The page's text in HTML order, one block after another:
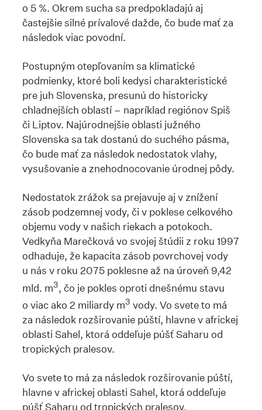
o 5 %. Okrem sucha sa predpokladajú aj
častejšie silné prívalové dažde, čo bude mať za
následok viac povodní.
Postupným otepľovaním sa klimatické
podmienky, ktoré boli kedysi charakteristické
pre juh Slovenska, presunú do historicky
chladnejších oblastí – napríklad regiónov Spiš
či Liptov. Najúrodnejšie oblasti južného
Slovenska sa tak dostanú do suchého pásma,
čo bude mať za následok nedostatok vlahy,
vysušovanie a znehodnocovanie úrodnej pôdy.
Nedostatok zrážok sa prejavuje aj v znížení
zásob podzemnej vody, či v poklese celkového
objemu vody v našich riekach a potokoch.
Vedkyňa Marečková vo svojej štúdii z roku 1997
odhaduje, že kapacita zásob povrchovej vody
u nás v roku 2075 poklesne až na úroveň 9,42
mld. m3
, čo je pokles oproti dnešnému stavu
o viac ako 2 miliardy m3 vody. Vo svete to má
za následok rozširovanie púští, hlavne v africkej
oblasti Sahel, ktorá oddeľuje púšť Saharu od
tropických pralesov.
Vo svete to má za následok rozširovanie púští,
hlavne v africkej oblasti Sahel, ktorá oddeľuje
púšť Saharu od tropických pralesov.